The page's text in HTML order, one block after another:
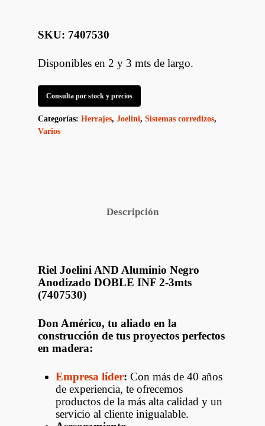
SKU: 7407530
Disponibles en 2 y 3 mts de largo.
Consulta por stock y precios
Categorías: Herrajes, Joelini, Sistemas corredizos,
Varios
Descripción
Riel Joelini AND Aluminio Negro
Anodizado DOBLE INF 2-3mts
(7407530)
Don Américo, tu aliado en la
construcción de tus proyectos perfectos
en madera:
Empresa líder: Con más de 40 años
de experiencia, te ofrecemos
productos de la más alta calidad y un
servicio al cliente inigualable.